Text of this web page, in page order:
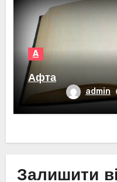
А
Афта
admin
Залишити